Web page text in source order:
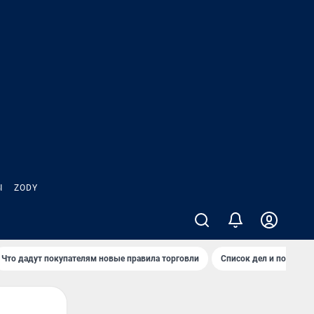
ZODY
Что дадут покупателям новые правила торговли Список дел и покупок